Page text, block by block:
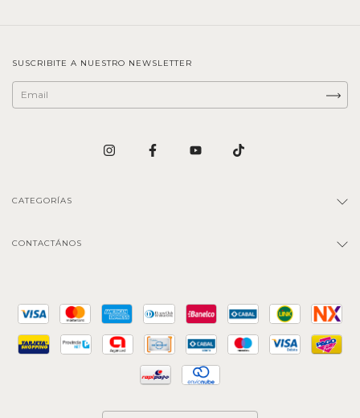
SUSCRIBITE A NUESTRO NEWSLETTER
CATEGORÍAS
CONTACTÁNOS